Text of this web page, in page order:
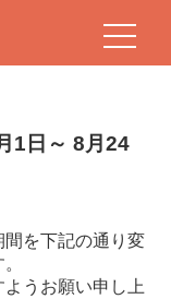
1日～ 8月24
を下記の通り変
うお願い申し上